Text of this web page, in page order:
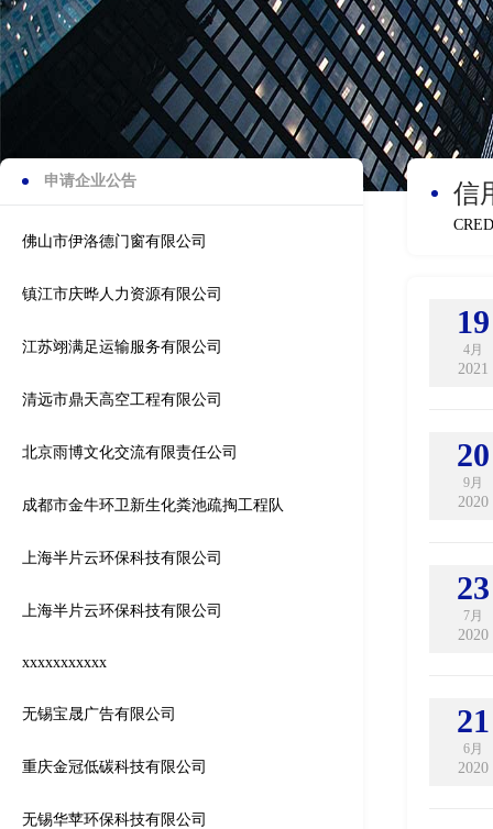
申请企业公告
佛山市伊洛德门窗有限公司
镇江市庆晔人力资源有限公司
江苏翊满足运输服务有限公司
清远市鼎天高空工程有限公司
北京雨博文化交流有限责任公司
成都市金牛环卫新生化粪池疏掏工程队
上海半片云环保科技有限公司
上海半片云环保科技有限公司
xxxxxxxxxxx
无锡宝晟广告有限公司
重庆金冠低碳科技有限公司
无锡华苹环保科技有限公司
信
19
4月
2021
20
9月
2020
23
7月
2020
21
6月
2020